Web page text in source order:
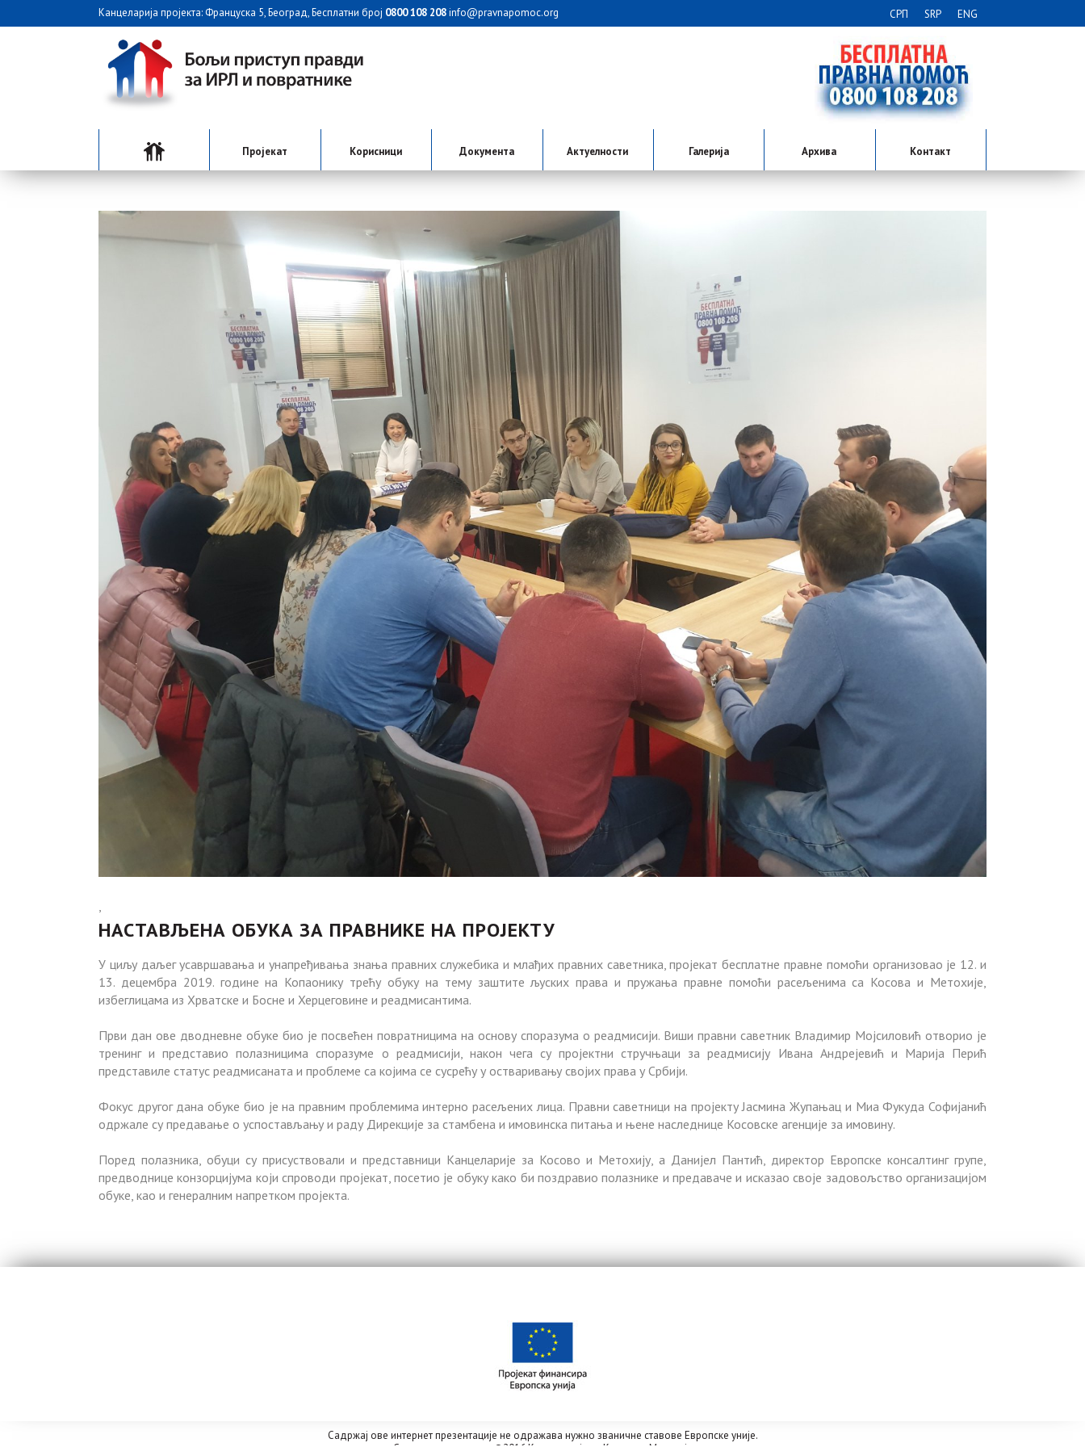
Канцеларија пројекта: Француска 5, Београд, Бесплатни број 0800 108 208info@pravnapomoc.org СРП SRP ENG
Пројекат Корисници Документа Актуелности Галерија Архива Контакт
,
НАСТАВЉЕНА ОБУКА ЗА ПРАВНИКЕ НА ПРОЈЕКТУ
У циљу даљег усавршавања и унапређивања знања правних служебика и млађих правних саветника, пројекат бесплатне правне помоћи организовао је 12. и
13. децембра 2019. године на Копаонику трећу обуку на тему заштите љуских права и пружања правне помоћи расељенима са Косова и Метохије,
избеглицама из Хрватске и Босне и Херцеговине и реадмисантима.
Први дан ове дводневне обуке био је посвећен повратницима на основу споразума о реадмисији. Виши правни саветник Владимир Мојсиловић отворио је
тренинг и представио полазницима споразуме о реадмисији, након чега су пројектни стручњаци за реадмисију Ивана Андрејевић и Марија Перић
представиле статус реадмисаната и проблеме са којима се сусрећу у остваривању својих права у Србији.
Фокус другог дана обуке био је на правним проблемима интерно расељених лица. Правни саветници на пројекту Јасмина Жупањац и Миа Фукуда Софијанић
одржале су предавање о успостављању и раду Дирекције за стамбена и имовинска питања и њене наследнице Косовске агенције за имовину.
Поред полазника, обуци су присуствовали и представници Канцеларије за Косово и Метохију, а Данијел Пантић, директор Европске консалтинг групе,
предводнице конзорцијума који спроводи пројекат, посетио је обуку како би поздравио полазнике и предаваче и исказао своје задовољство организацијом
обуке, као и генералним напретком пројекта.
Садржај ове интернет презентације не одражава нужно званичне ставове Европске уније.